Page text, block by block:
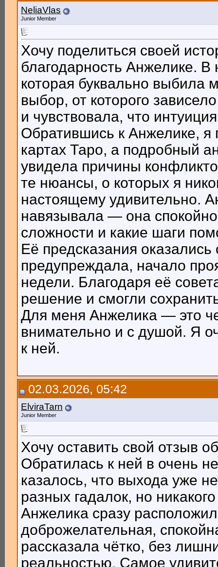
NeliaVlas
Junior Member
Хочу поделиться своей
благодарность Анжелике.
которая буквально выбила
выбор, от которого
и чувствовала, что
Обратившись к Анжелике, я
картах Таро, а подробный
увидела причины
те нюансы, о которых я
настоящему удивительно.
навязывала — она
сложности и какие шаги
Её предсказания
предупреждала, начало
недели. Благодаря её
решение и смогли
Для меня Анжелика — это
внимательно и с душой. Я
к ней.
02.03.2026, 05:42
ElviraTarn
Junior Member
Хочу оставить свой отзыв
Обратилась к ней в очень
казалось, что выхода уже
разных гадалок, но
Анжелика сразу
доброжелательная,
рассказала чётко, без
реальностью. Самое